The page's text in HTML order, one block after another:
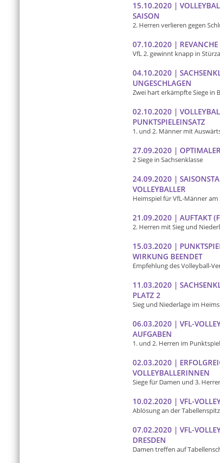
15.10.2020 |
SAISON
2. Herren verlieren gegen
07.10.2020 | REVANCHE
VfL 2. gewinnt knapp in Stürza
04.10.2020 |
UNGESCHLAGEN
Zwei hart erkämpfte Siege in
02.10.2020 |
PUNKTSPIELEINSATZ
1. und 2. Männer mit
27.09.2020 | OPTIMALER
2 Siege in Sachsenklasse
24.09.2020 |
VOLLEYBALLER
Heimspiel für VfL-Männer am
21.09.2020 | AUFTAKT
2. Herren mit Sieg und
15.03.2020 |
WIRKUNG BEENDET
Empfehlung des Volleyball-
11.03.2020 |
PLATZ 2
Sieg und Niederlage im
06.03.2020 | VFL-
AUFGABEN
1. und 2. Herren im
02.03.2020 |
VOLLEYBALLERINNEN
Siege für Damen und 3.
10.02.2020 | VFL-
Ablösung an der
07.02.2020 | VFL-
DRESDEN
Damen treffen auf